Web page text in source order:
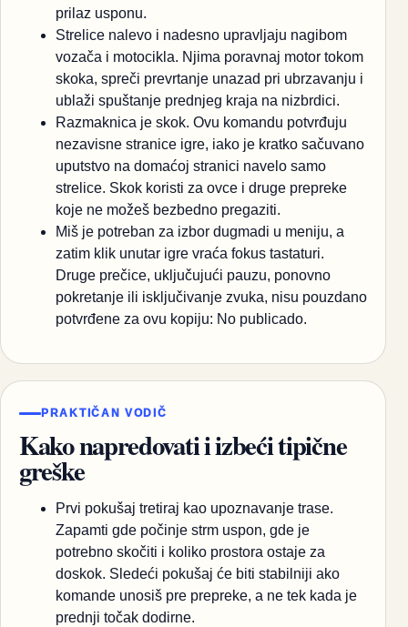
prilaz usponu.
Strelice nalevo i nadesno upravljaju nagibom
vozača i motocikla. Njima poravnaj motor tokom
skoka, spreči prevrtanje unazad pri ubrzavanju i
ublaži spuštanje prednjeg kraja na nizbrdici.
Razmaknica je skok. Ovu komandu potvrđuju
nezavisne stranice igre, iako je kratko sačuvano
uputstvo na domaćoj stranici navelo samo
strelice. Skok koristi za ovce i druge prepreke
koje ne možeš bezbedno pregaziti.
Miš je potreban za izbor dugmadi u meniju, a
zatim klik unutar igre vraća fokus tastaturi.
Druge prečice, uključujući pauzu, ponovno
pokretanje ili isključivanje zvuka, nisu pouzdano
potvrđene za ovu kopiju: No publicado.
PRAKTIČAN VODIČ
Kako napredovati i izbeći tipične
greške
Prvi pokušaj tretiraj kao upoznavanje trase.
Zapamti gde počinje strm uspon, gde je
potrebno skočiti i koliko prostora ostaje za
doskok. Sledeći pokušaj će biti stabilniji ako
komande unosiš pre prepreke, a ne tek kada je
prednji točak dodirne.